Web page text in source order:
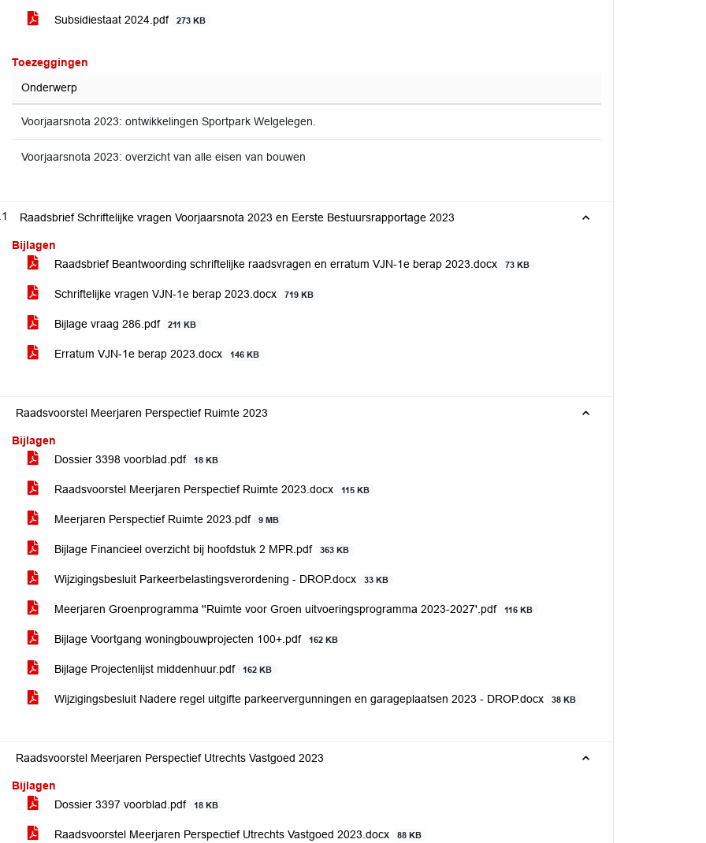
Subsidiestaat 2024.pdf 273 KB
Toezeggingen
Onderwerp
Voorjaarsnota 2023: ontwikkelingen Sportpark Welgelegen.
Voorjaarsnota 2023: overzicht van alle eisen van bouwen
Raadsbrief Schriftelijke vragen Voorjaarsnota 2023 en Eerste Bestuursrapportage 2023
Bijlagen
Raadsbrief Beantwoording schriftelijke raadsvragen en erratum VJN-1e berap 2023.docx
73 KB
Schriftelijke vragen VJN-1e berap 2023.docx 719 KB
Bijlage vraag 286.pdf 211 KB
Erratum VJN-1e berap 2023.docx 146 KB
Raadsvoorstel Meerjaren Perspectief Ruimte 2023
Bijlagen
Dossier 3398 voorblad.pdf
18 KB
Raadsvoorstel Meerjaren Perspectief Ruimte 2023.docx 115 KB
Meerjaren Perspectief Ruimte 2023.pdf 9 MB
Bijlage Financieel overzicht bij hoofdstuk 2 MPR.pdf 363 KB
Wijzigingsbesluit Parkeerbelastingsverordening - DROP.docx 33 KB
Meerjaren Groenprogramma ''Ruimte voor Groen uitvoeringsprogramma 2023-2027'.pdf 116 KB
Bijlage Voortgang woningbouwprojecten 100+.pdf 162 KB
Bijlage Projectenlijst middenhuur.pdf 162 KB
Wijzigingsbesluit Nadere regel uitgifte parkeervergunningen en garageplaatsen 2023 - DROP.docx 38 KB
Raadsvoorstel Meerjaren Perspectief Utrechts Vastgoed 2023
Bijlagen
Dossier 3397 voorblad.pdf
18 KB
Raadsvoorstel Meerjaren Perspectief Utrechts Vastgoed 2023.docx 88 KB